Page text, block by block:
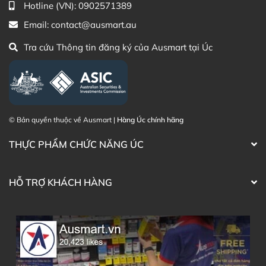
Hotline (VN): 0902571389
Email: contact@ausmart.au
Tra cứu Thông tin đăng ký của Ausmart tại Úc
© Bản quyền thuộc về Ausmart | Hàng Úc chính hãng
THỰC PHẨM CHỨC NĂNG ÚC
HỖ TRỢ KHÁCH HÀNG